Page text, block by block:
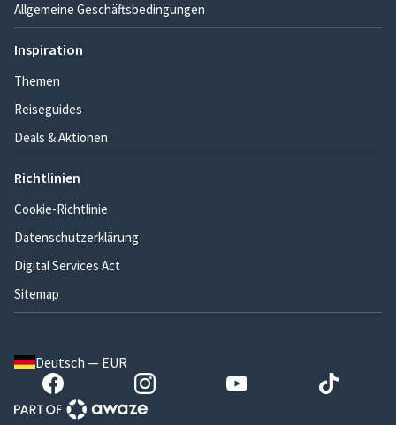
Allgemeine Geschäftsbedingungen
Inspiration
Themen
Reiseguides
Deals & Aktionen
Richtlinien
Cookie-Richtlinie
Datenschutzerklärung
Digital Services Act
Sitemap
Deutsch — EUR